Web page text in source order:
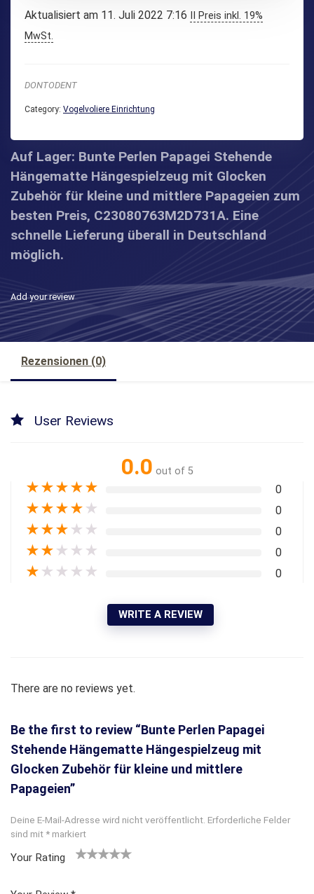
Aktualisiert am 11. Juli 2022 7:16
II Preis inkl. 19%
MwSt.
DONTODENT
Category: Vogelvoliere Einrichtung
Auf Lager: Bunte Perlen Papagei Stehende
Hängematte Hängespielzeug mit Glocken
Zubehör für kleine und mittlere Papageien zum
besten Preis, C23080763M2D731A. Eine
schnelle Lieferung überall in Deutschland
möglich.
Add your review
Rezensionen (0)
User Reviews
0.0 out of 5
★★★★★ 0
★★★★ ★ 0
★★★ ★ ★ 0
★★ ★ ★ ★ 0
★ ★ ★ ★ ★ 0
WRITE A REVIEW
There are no reviews yet.
Be the first to review “Bunte Perlen Papagei
Stehende Hängematte Hängespielzeug mit
Glocken Zubehör für kleine und mittlere
Papageien”
Deine E-Mail-Adresse wird nicht veröffentlicht. Erforderliche Felder
sind mit * markiert
Your Rating